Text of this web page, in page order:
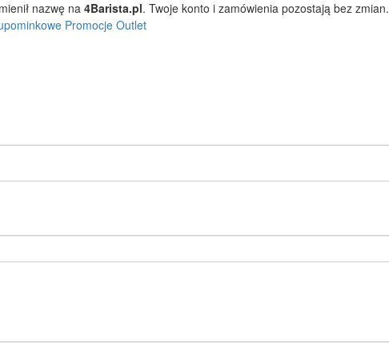
nazwę na 4Barista.pl. Twoje konto i zamówienia pozostają bez zmian.
Promocje Outlet